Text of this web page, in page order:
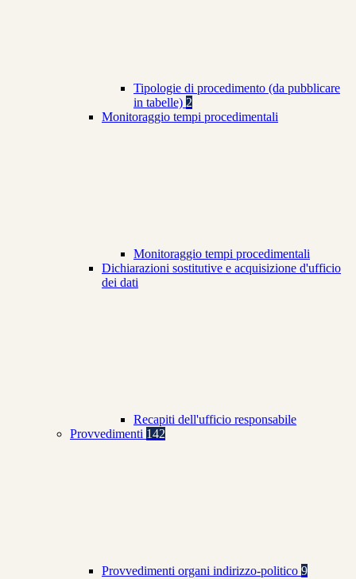
Tipologie di procedimento (da pubblicare
in tabelle) 2
Monitoraggio tempi procedimentali
Monitoraggio tempi procedimentali
Dichiarazioni sostitutive e acquisizione d'ufficio
dei dati
Recapiti dell'ufficio responsabile
Provvedimenti 142
Provvedimenti organi indirizzo-politico 9